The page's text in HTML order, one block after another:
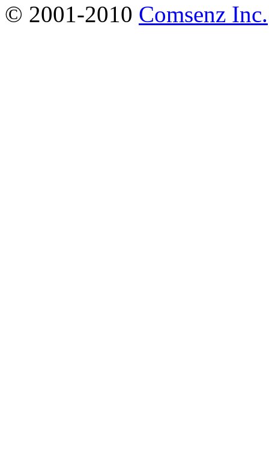
© 2001-2010 Comsenz Inc.